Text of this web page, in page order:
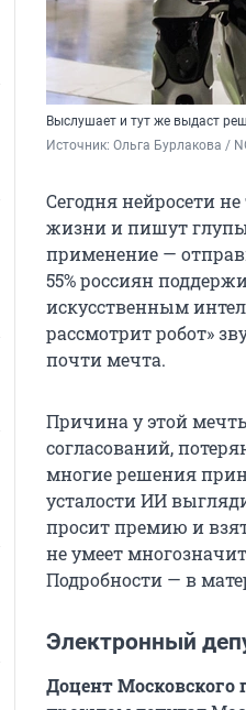
Выслушает и тут же выдаст
Источник: Ольга Бурлакова /
Сегодня нейросети
жизни и пишут
применение —
55% россиян
искусственным
рассмотрит робот»
почти мечта.
Причина у этой
согласований,
многие решения
усталости ИИ
просит премию и
не умеет
Подробности — в
Электронный
Доцент Московского